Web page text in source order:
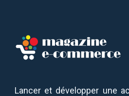
Lancer et développer une